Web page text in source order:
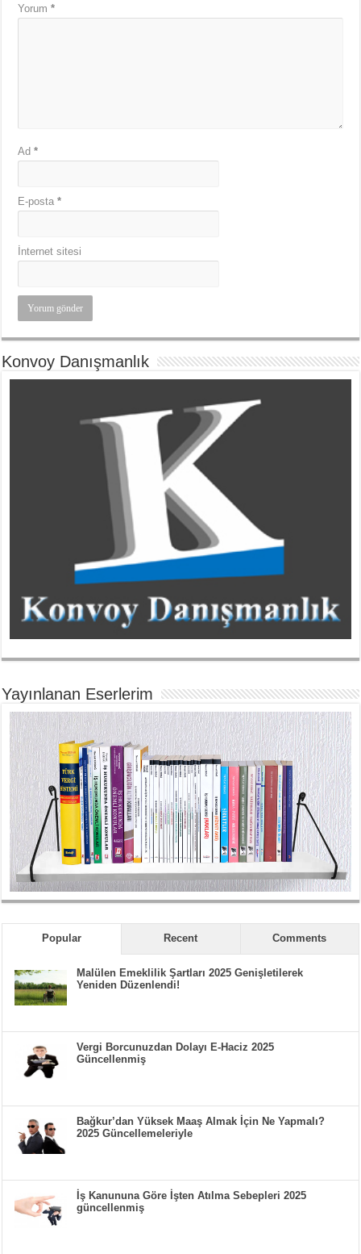
Yorum*
Ad*
E-posta*
İnternet sitesi
Konvoy Danışmanlık
Yayınlanan Eserlerim
Popular Recent Comments
Malülen Emeklilik Şartları 2025 Genişletilerek
Yeniden Düzenlendi!
Vergi Borcunuzdan Dolayı E-Haciz 2025
Güncellenmiş
Bağkur’dan Yüksek Maaş Almak İçin Ne Yapmalı?
2025 Güncellemeleriyle
İş Kanununa Göre İşten Atılma Sebepleri 2025
güncellenmiş